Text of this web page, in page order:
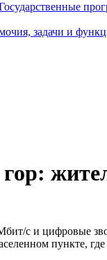
задачи и
гор:
с и цифровые
пункте,